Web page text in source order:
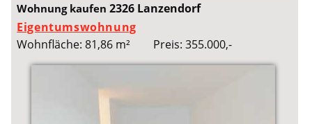
Wohnung kaufen2326 Lanzendorf
Eigentumswohnung
Wohnfläche: 81,86 m²
Preis: 355.000,-